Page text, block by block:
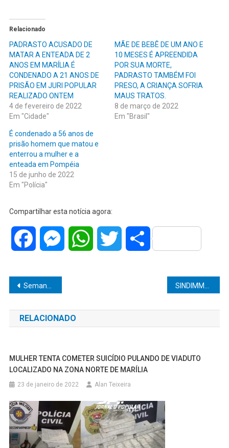
Relacionado
PADRASTO ACUSADO DE
MATAR A ENTEADA DE 2
ANOS EM MARÍLIA É
CONDENADO A 21 ANOS DE
PRISÃO EM JURI POPULAR
REALIZADO ONTEM
4 de fevereiro de 2022
Em "Cidade"
MÃE DE BEBÊ DE UM ANO E
10 MESES É APREENDIDA
POR SUA MORTE,
PADRASTO TAMBÉM FOI
PRESO, A CRIANÇA SOFRIA
MAUS TRATOS.
8 de março de 2022
Em "Brasil"
É condenado a 56 anos de
prisão homem que matou e
enterrou a mulher e a
enteada em Pompéia
15 de junho de 2022
Em "Polícia"
Compartilhar esta notícia agora:
Facebook MessengerWhatsAppTwitter Share
Navegação
de
Post
Semana Acadêmica do Direito da Unimar conta com minicursos e palestras ministrados por renomados profissionais, além de lançamento de livros e encerramento com o Samba do Gal SINDIMMAR CONVOCA ASSEMBLEIA GERAL EXTRAORDINÁRIA
RELACIONADO
MULHER TENTA COMETER SUICÍDIO PULANDO DE VIADUTO
LOCALIZADO NA ZONA NORTE DE MARÍLIA
23 de janeiro de 2022 Alan Teixeira